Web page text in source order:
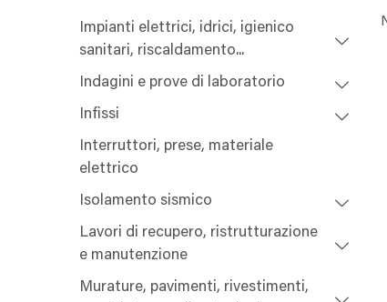
Impianti elettrici, idrici, igienico
sanitari, riscaldamento...
Indagini e prove di laboratorio
Infissi
Interruttori, prese, materiale
elettrico
Isolamento sismico
Lavori di recupero, ristrutturazione
e manutenzione
Murature, pavimenti, rivestimenti,